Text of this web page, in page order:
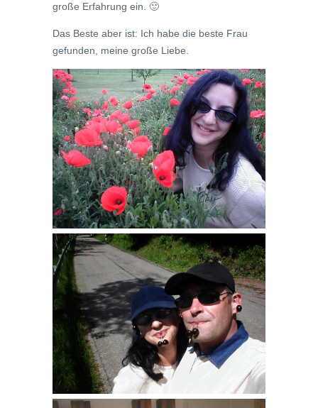
große Erfahrung ein. 🙂
Das Beste aber ist: Ich habe die beste Frau
gefunden, meine große Liebe.